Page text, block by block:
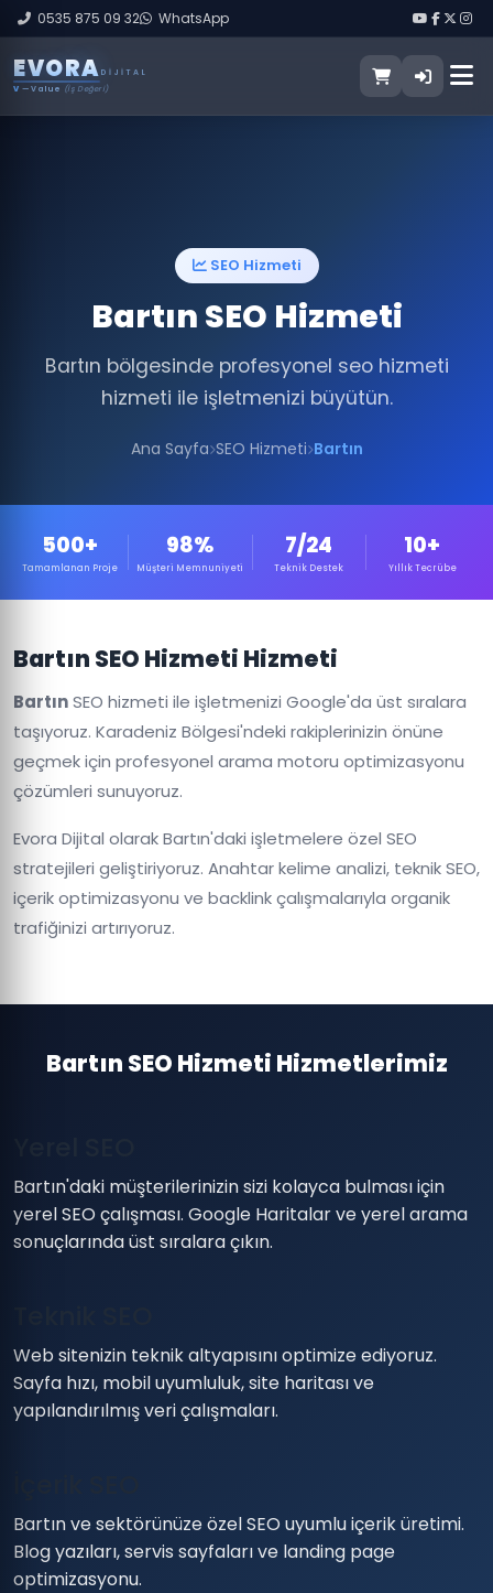
0535 875 09 32 WhatsApp
EVORA DIJITAL
V — Value (İş Değeri)
SEO Hizmeti
Bartın SEO Hizmeti
Bartın bölgesinde profesyonel seo hizmeti
hizmeti ile işletmenizi büyütün.
Ana Sayfa SEO Hizmeti Bartın
500+
Tamamlanan Proje
98%
Müşteri Memnuniyeti
7/24
Teknik Destek
10+
Yıllık Tecrübe
Bartın SEO Hizmeti Hizmeti
BartınSEO hizmeti ile işletmenizi Google'da üst sıralara
taşıyoruz. Karadeniz Bölgesi'ndeki rakiplerinizin önüne
geçmek için profesyonel arama motoru optimizasyonu
çözümleri sunuyoruz.
Evora Dijital olarak Bartın'daki işletmelere özel SEO
stratejileri geliştiriyoruz. Anahtar kelime analizi, teknik SEO,
içerik optimizasyonu ve backlink çalışmalarıyla organik
trafiğinizi artırıyoruz.
Bartın SEO Hizmeti Hizmetlerimiz
Bartın'daki müşterilerinizin sizi kolayca bulması için
yerel SEO çalışması. Google Haritalar ve yerel arama
sonuçlarında üst sıralara çıkın.
Web sitenizin teknik altyapısını optimize ediyoruz.
Sayfa hızı, mobil uyumluluk, site haritası ve
yapılandırılmış veri çalışmaları.
Bartın ve sektörünüze özel SEO uyumlu içerik üretimi.
Blog yazıları, servis sayfaları ve landing page
optimizasyonu.